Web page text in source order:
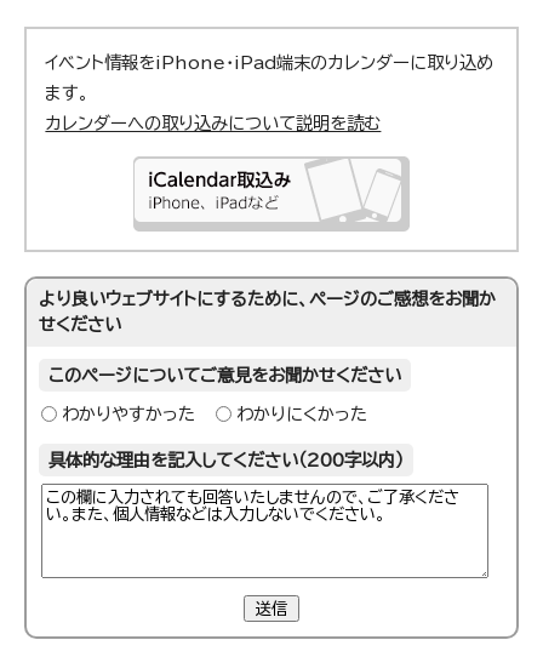
イベント情報をiPhone・iPad端末のカレンダーに取り込め
ます。
カレンダーへの取り込みについて説明を読む
より良いウェブサイトにするために、ページのご感想をお聞か
せください
このページについてご意見をお聞かせください
わかりやすかった わかりにくかった
具体的な理由を記入してください（200字以内）
送信